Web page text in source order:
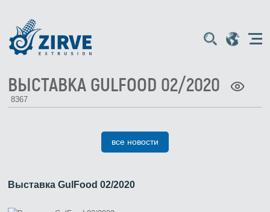
ВЫСТАВКА GULFOOD 02/2020
8367
все новости
Выставка GulFood 02/2020